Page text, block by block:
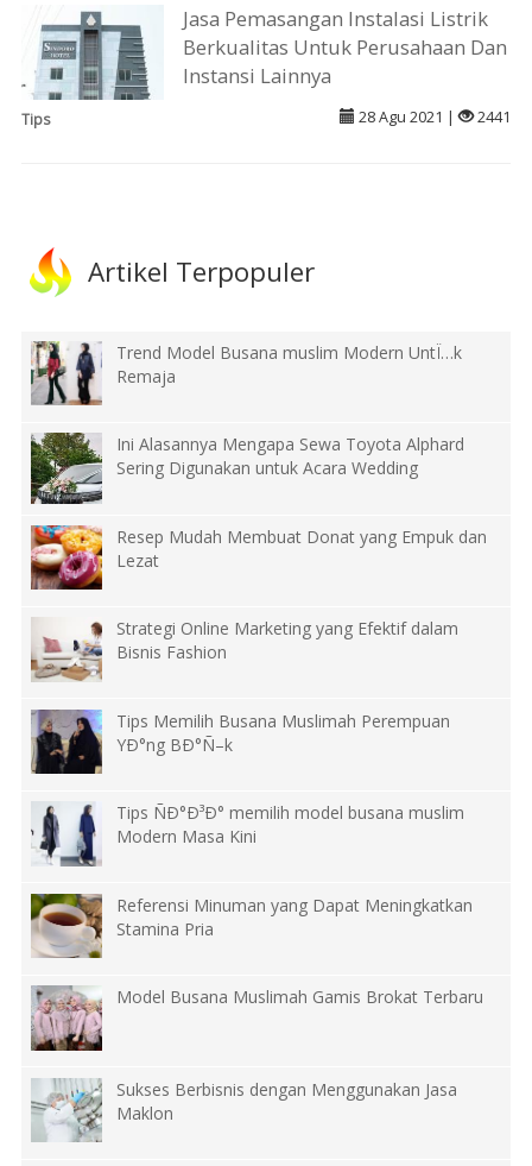
Jasa Pemasangan Instalasi Listrik
Berkualitas Untuk Perusahaan Dan
Instansi Lainnya
Tips 28 Agu 2021 | 2441
Artikel Terpopuler
Trend Model Busana muslim Modern UntÏ…k
Remaja
Ini Alasannya Mengapa Sewa Toyota Alphard
Sering Digunakan untuk Acara Wedding
Resep Mudah Membuat Donat yang Empuk dan
Lezat
Strategi Online Marketing yang Efektif dalam
Bisnis Fashion
Tips Memilih Busana Muslimah Perempuan
YÐ°ng BÐ°Ñ–k
Tips ÑÐ°Ð³Ð° memilih model busana muslim
Modern Masa Kini
Referensi Minuman yang Dapat Meningkatkan
Stamina Pria
Model Busana Muslimah Gamis Brokat Terbaru
Sukses Berbisnis dengan Menggunakan Jasa
Maklon